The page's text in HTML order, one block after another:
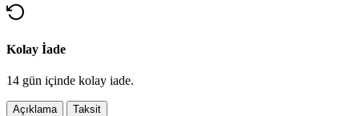
Kolay İade
14 gün içinde kolay iade.
Açıklama Taksit